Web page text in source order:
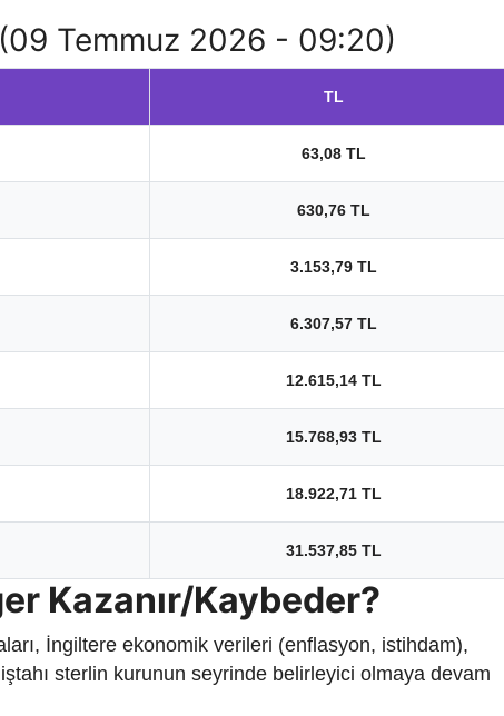
(09 Temmuz 2026 - 09:20)
TL
63,08 TL
630,76 TL
3.153,79 TL
6.307,57 TL
12.615,14 TL
15.768,93 TL
18.922,71 TL
31.537,85 TL
Kazanır/Kaybeder?
İngiltere ekonomik verileri (enflasyon, istihdam),
sterlin kurunun seyrinde belirleyici olmaya devam